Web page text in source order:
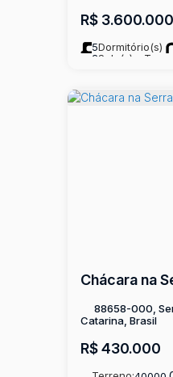
R$ 3.600.000
5Dormitório(s)
2Sala(s)
R$430.000
88658-000,
Catarina, Brasil